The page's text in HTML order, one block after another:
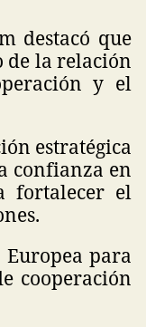
destacó que
de la relación
y el
estratégica
confianza en
fortalecer el
para
cooperación